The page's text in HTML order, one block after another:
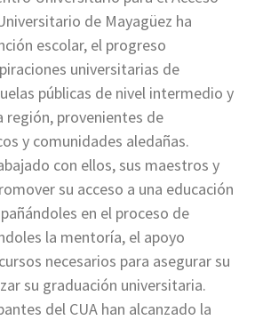
de Mayagüez ha
escolar, el progreso
universitarias de
públicas de nivel intermedio y
región, provenientes de
y comunidades aledañas.
con ellos, sus maestros y
su acceso a una educación
en el proceso de
la mentoría, el apoyo
necesarios para asegurar su
su graduación universitaria.
del CUA han alcanzado la